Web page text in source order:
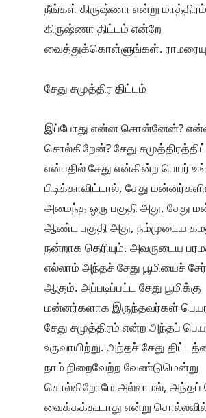
நீங்கள் கிருஷ்ணா என்று
கிருஷ்ணா திட்டம் என்றே
வைத்துக்கொள்ளுங்கள்.
சேது சமுத்திர திட்டம்
இப்போது என்ன சொன்னேன்?
சொல்கிறேன்? சேது
என்பதில் சேது என்கின்ற பெயர்
பிடிக்காவிட்டால், சேது
அமைந்த ஒரு பகுதி அது, சேது
ஆண்ட பகுதி அது, நம்முடைய
நன்றாக தெரியும். அவருடைய
எல்லாம் அந்தச் சேது பூமியைச்
ஆகும். அப்படிப்பட்ட சேது பூமிக்கு
மன்னர்களாக இருந்தவர்கள்
சேது சமுத்திரம் என்ற அந்தப்
உருவாயிற்று. அந்தச் சேது
நாம் நிறைவேற்ற வேண்டுமென்று
சொல்கிறோமே அல்லாமல், அந்தப்
வைக்கக்கூடாது என்று